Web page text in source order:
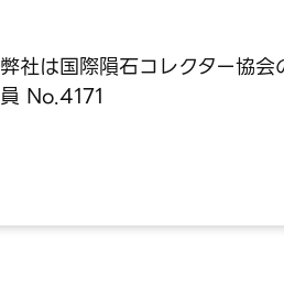
弊社は国際隕石コレクター協会
員 No.4171